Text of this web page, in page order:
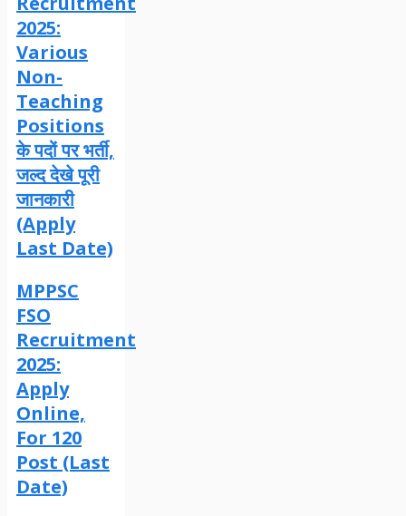
2025:
Various
Non-
Teaching
Positions
के पदों पर भर्ती,
जल्द देखे पूरी
जानकारी
(Apply
Last Date)
MPPSC
FSO
Recruitment
2025:
Apply
Online,
For 120
Post (Last
Date)